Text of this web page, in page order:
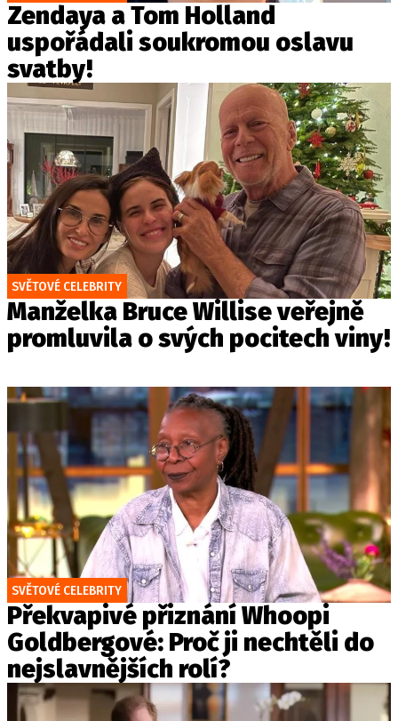
Zendaya a Tom Holland
uspořádali soukromou oslavu
svatby!
SVĚTOVÉ CELEBRITY
Manželka Bruce Willise veřejně
promluvila o svých pocitech viny!
SVĚTOVÉ CELEBRITY
Překvapivé přiznání Whoopi
Goldbergové: Proč ji nechtěli do
nejslavnějších rolí?